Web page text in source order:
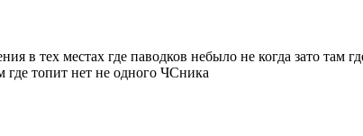
в тех местах где паводков небыло не когда зато там
где топит нет не одного ЧСника